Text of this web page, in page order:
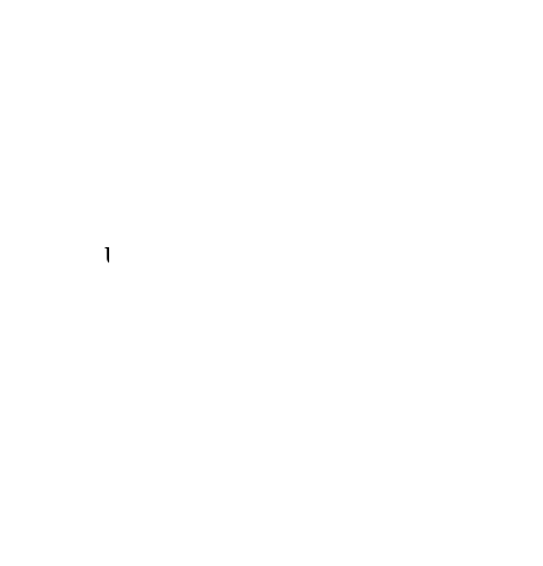
Unsere beliebtesten Produkte